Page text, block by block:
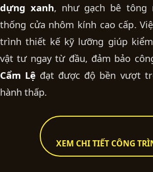
dựng xanh, như gạch bê tông
thống cửa nhôm kính cao cấp.
trình thiết kế kỹ lưỡng giúp
vật tư ngay từ đầu, đảm bảo
Cẩm Lệ đạt được độ bền vượt
hành thấp.
XEM CHI TIẾT CÔNG